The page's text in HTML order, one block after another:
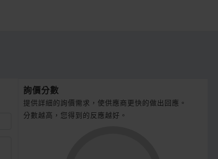
詢價分數
提供詳細的詢價需求，使供應商更快的做出回應。
分數越高，您得到的反應越好。